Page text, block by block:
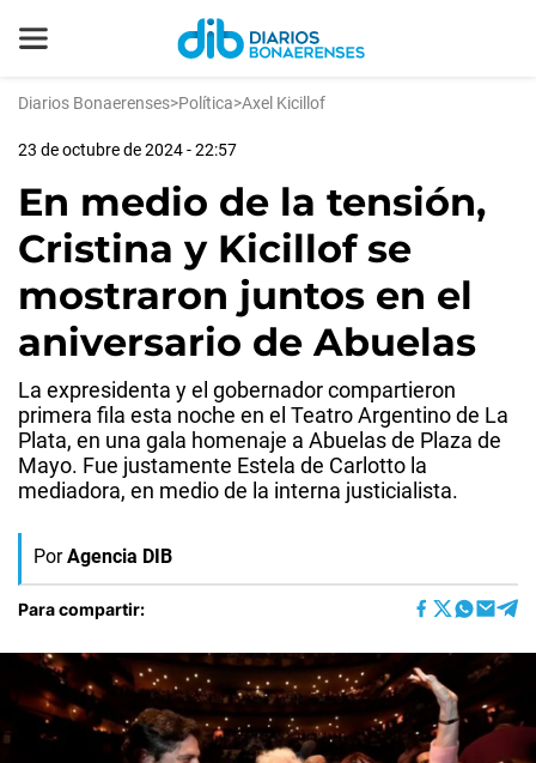
Diarios Bonaerenses>Política>Axel Kicillof
23 de octubre de 2024 - 22:57
En medio de la tensión,
Cristina y Kicillof se
mostraron juntos en el
aniversario de Abuelas
La expresidenta y el gobernador compartieron
primera fila esta noche en el Teatro Argentino de La
Plata, en una gala homenaje a Abuelas de Plaza de
Mayo. Fue justamente Estela de Carlotto la
mediadora, en medio de la interna justicialista.
Por Agencia DIB
Para compartir: